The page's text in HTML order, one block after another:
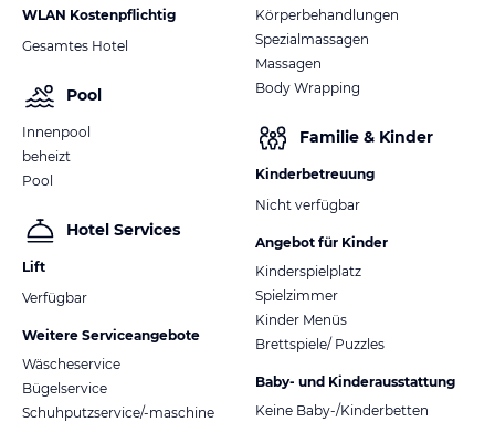
WLAN Kostenpflichtig
Gesamtes Hotel
Pool
Innenpool
beheizt
Pool
Hotel Services
Lift
Verfügbar
Weitere Serviceangebote
Wäscheservice
Bügelservice
Schuhputzservice/-maschine
Körperbehandlungen
Spezialmassagen
Massagen
Body Wrapping
Familie & Kinder
Kinderbetreuung
Nicht verfügbar
Angebot für Kinder
Kinderspielplatz
Spielzimmer
Kinder Menüs
Brettspiele/ Puzzles
Baby- und Kinderausstattung
Keine Baby-/Kinderbetten